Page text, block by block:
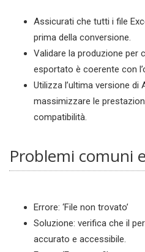
Assicurati che tutti i file
prima della conversione.
Validare la produzione per
esportato è coerente con
Utilizza l’ultima versione di
massimizzare le
compatibilità.
Problemi comuni
Errore: ‘File non trovato’
Soluzione: verifica che il
accurato e accessibile.